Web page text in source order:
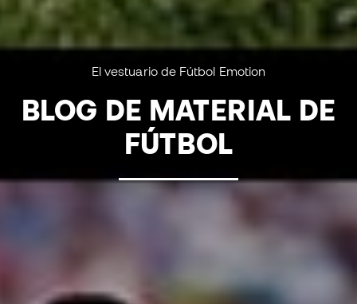
El vestuario de Fútbol Emotion
BLOG DE MATERIAL DE
FÚTBOL